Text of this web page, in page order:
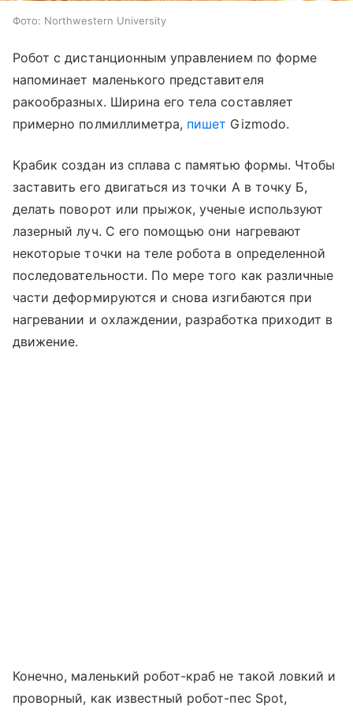
Фото: Northwestern University
Робот с дистанционным управлением по форме
напоминает маленького представителя
ракообразных. Ширина его тела составляет
примерно полмиллиметра, пишет Gizmodo.
Крабик создан из сплава с памятью формы. Чтобы
заставить его двигаться из точки А в точку Б,
делать поворот или прыжок, ученые используют
лазерный луч. С его помощью они нагревают
некоторые точки на теле робота в определенной
последовательности. По мере того как различные
части деформируются и снова изгибаются при
нагревании и охлаждении, разработка приходит в
движение.
Конечно, маленький робот-краб не такой ловкий и
проворный, как известный робот-пес Spot,